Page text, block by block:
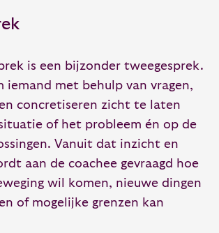
is een bijzonder tweegesprek.
iemand met behulp van vragen,
concretiseren zicht te laten
of het probleem én op de
Vanuit dat inzicht en
aan de coachee gevraagd hoe
wil komen, nieuwe dingen
of mogelijke grenzen kan